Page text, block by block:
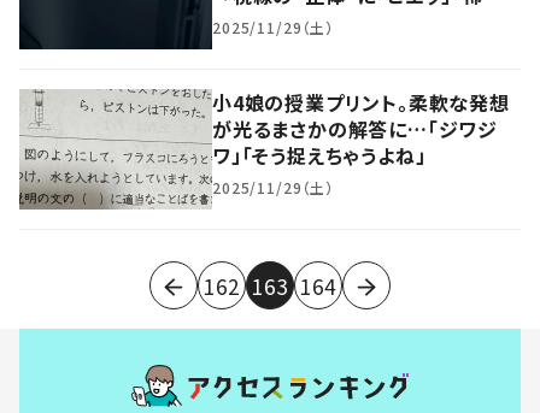
怖い」
2025/11/29（土）
小4娘の授業プリント。柔軟な発想
が光るまさかの解答に…「ジワジ
ワ」「そう捉えちゃうよね」
2025/11/29（土）
162 163 164